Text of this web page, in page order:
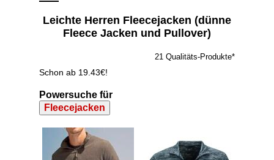
Leichte Herren Fleecejacken (dünne
Fleece Jacken und Pullover)
21 Qualitäts-Produkte*
Schon ab 19.43€!
Powersuche für
Fleecejacken